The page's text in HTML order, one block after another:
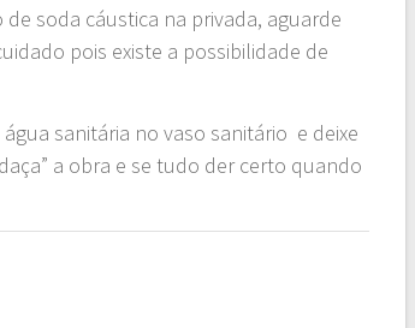
soda cáustica na privada, aguarde
pois existe a possibilidade de
sanitária no vaso sanitário e deixe
a obra e se tudo der certo quando